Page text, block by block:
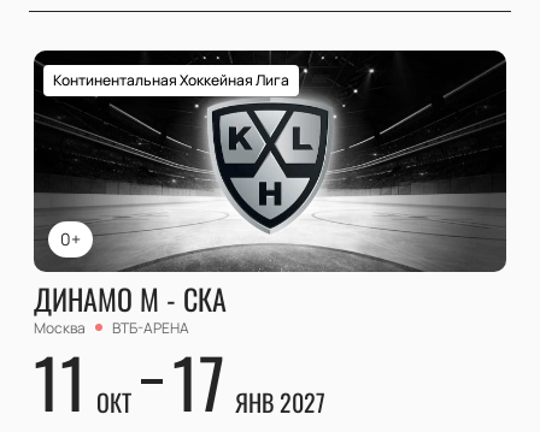
0+
Континентальная Хоккейная Лига
ДИНАМО М - СКА
Москва ВТБ-АРЕНА
11 ОКТ 17 ЯНВ 2027